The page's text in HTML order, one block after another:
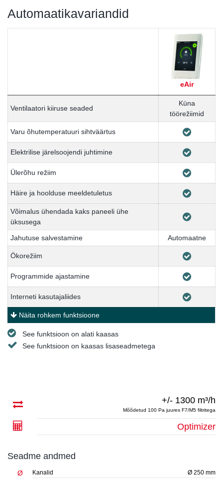
Automaatikavariandid
eAir
Ventilaatori kiiruse seaded
Küna
töörežiimid
Varu õhutemperatuuri sihtväärtus
Elektrilise järelsoojendi juhtimine
Ülerõhu režiim
Häire ja hoolduse meeldetuletus
Võimalus ühendada kaks paneeli ühe
üksusega
Jahutuse salvestamine
Automaatne
Ökorežiim
Programmide ajastamine
Interneti kasutajaliides
Näita rohkem funktsioone
See funktsioon on alati kaasas
See funktsioon on kaasas lisaseadmetega
+/- 1300 m³/h
Mõõdetud 100 Pa juures F7/M5 filtritega
Optimizer
Seadme andmed
Ø Kanalid
Ø 250 mm